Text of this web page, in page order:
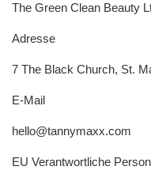
The Green Clean Beauty
Adresse
7 The Black Church, St.
E-Mail
hello@tannymaxx.com
EU Verantwortliche Person